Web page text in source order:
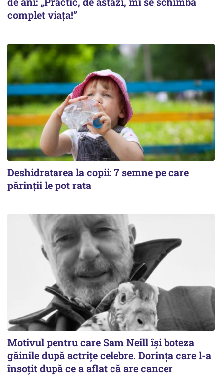
complet viața!”
Deshidratarea la copii: 7 semne pe care
părinții le pot rata
Motivul pentru care Sam Neill își boteza
găinile după actrițe celebre. Dorința care l-a
însoțit după ce a aflat că are cancer